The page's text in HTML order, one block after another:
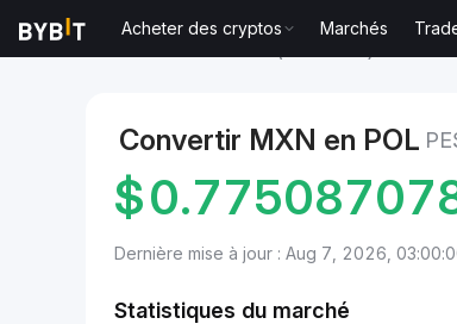
Acheter des cryptos Marchés
Convertir MXN en POL
$
Dernière mise à jour : Aug 7, 2026,
Statistiques du marché